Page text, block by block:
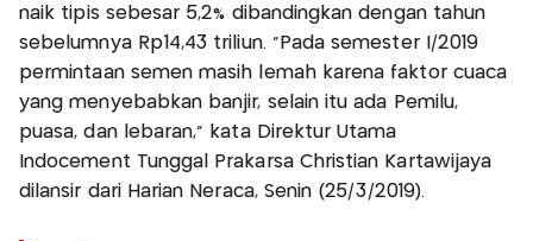
naik tipis sebesar 5,2% dibandingkan dengan tahun
sebelumnya Rp14,43 triliun. ”Pada semester I/2019
permintaan semen masih lemah karena faktor cuaca
yang menyebabkan banjir, selain itu ada Pemilu,
puasa, dan lebaran,” kata Direktur Utama
Indocement Tunggal Prakarsa Christian Kartawijaya
dilansir dari Harian Neraca, Senin (25/3/2019).